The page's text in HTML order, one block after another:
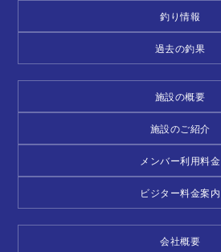
釣り情報
過去の釣果
施設の概要
施設のご紹介
メンバー利用料金
ビジター料金案内
会社概要